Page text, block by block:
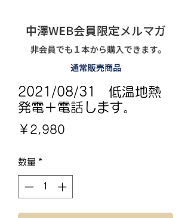
2021/08/31 低温地熱
発電＋電話します。
￥2,980
数量 *